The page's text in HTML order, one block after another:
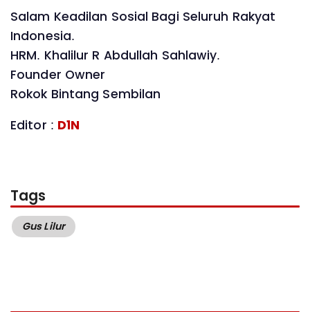
Salam Keadilan Sosial Bagi Seluruh Rakyat
Indonesia.
HRM. Khalilur R Abdullah Sahlawiy.
Founder Owner
Rokok Bintang Sembilan
Editor : D1N
Tags
Gus Lilur